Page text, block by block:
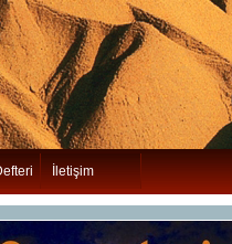
İletişim